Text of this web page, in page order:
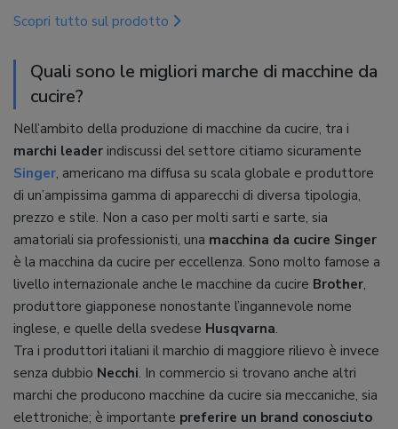
Scopri tutto sul prodotto
Quali sono le migliori marche di macchine da
cucire?
Nell’ambito della produzione di macchine da cucire, tra i
marchi leader indiscussi del settore citiamo sicuramente
Singer, americano ma diffusa su scala globale e produttore
di un’ampissima gamma di apparecchi di diversa tipologia,
prezzo e stile. Non a caso per molti sarti e sarte, sia
amatoriali sia professionisti, una macchina da cucire Singer
è la macchina da cucire per eccellenza. Sono molto famose a
livello internazionale anche le macchine da cucire Brother,
produttore giapponese nonostante l’ingannevole nome
inglese, e quelle della svedese Husqvarna.
Tra i produttori italiani il marchio di maggiore rilievo è invece
senza dubbio Necchi. In commercio si trovano anche altri
marchi che producono macchine da cucire sia meccaniche, sia
elettroniche; è importante preferire un brand conosciuto